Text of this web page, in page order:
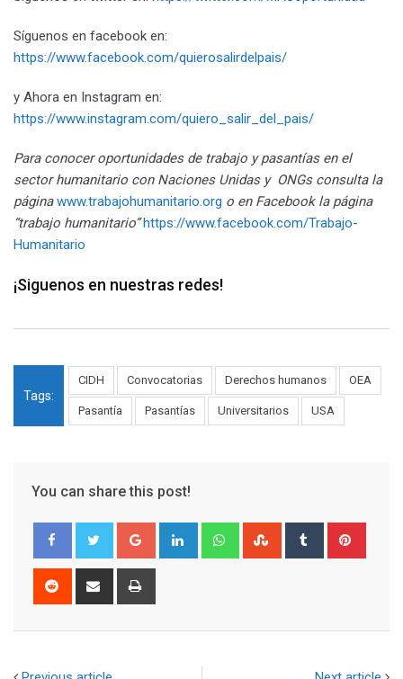
Síguenos en facebook en:
https://www.facebook.com/quierosalirdelpais/
y Ahora en Instagram en:
https://www.instagram.com/quiero_salir_del_pais/
Para conocer oportunidades de trabajo y pasantías en el
sector humanitario con Naciones Unidas y ONGs consulta la
páginawww.trabajohumanitario.org o en Facebook la página
“trabajo humanitario”https://www.facebook.com/Trabajo-
Humanitario
¡Siguenos en nuestras redes!
Tags:
CIDH Convocatorias Derechos humanos OEA
Pasantía Pasantías Universitarios USA
You can share this post!
Google+ LinkedIn WhatsappStumbleUpon
Tumblr
Reddit
Share